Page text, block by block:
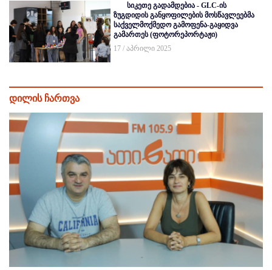
სიკეთე გადამდებია - GLC-ის
ზუგდიდის განყოფილების მოსწავლეებმა
საქველმოქმედო გამოფენა-გაყიდვა
გამართეს (ფოტორეპორტაჟი)
17 / აპრილი 2025
დილის ჩართვა